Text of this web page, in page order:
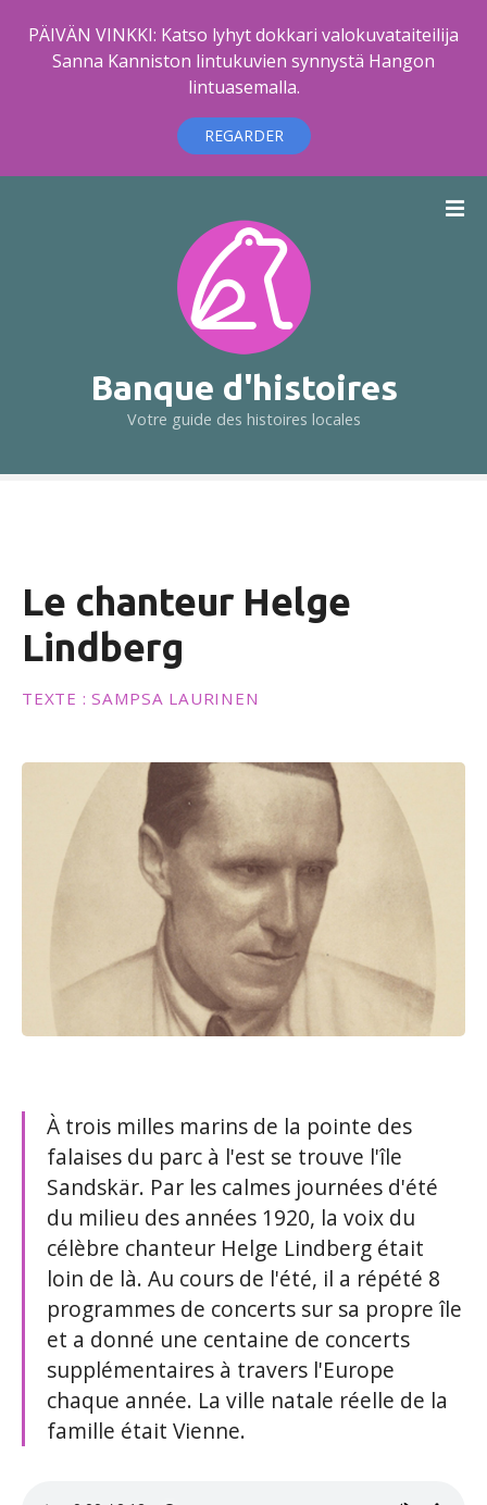
PÄIVÄN VINKKI: Katso lyhyt dokkari valokuvataiteilija
Sanna Kanniston lintukuvien synnystä Hangon
lintuasemalla.
REGARDER
e
Banque d'histoires
Votre guide des histoires locales
Le chanteur Helge
Lindberg
TEXTE : SAMPSA LAURINEN
À trois milles marins de la pointe des
falaises du parc à l'est se trouve l'île
Sandskär. Par les calmes journées d'été
du milieu des années 1920, la voix du
célèbre chanteur Helge Lindberg était
loin de là. Au cours de l'été, il a répété 8
programmes de concerts sur sa propre île
et a donné une centaine de concerts
supplémentaires à travers l'Europe
chaque année. La ville natale réelle de la
famille était Vienne.